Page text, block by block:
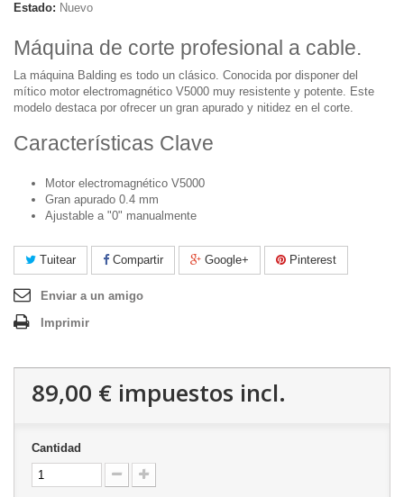
Estado: Nuevo
Máquina de corte profesional a cable.
La máquina Balding es todo un clásico. Conocida por disponer del
mítico motor electromagnético V5000 muy resistente y potente. Este
modelo destaca por ofrecer un gran apurado y nitidez en el corte.
Características Clave
Motor electromagnético V5000
Gran apurado 0.4 mm
Ajustable a "0" manualmente
Tuitear Compartir Google+ Pinterest
Enviar a un amigo
Imprimir
89,00 € impuestos incl.
Cantidad